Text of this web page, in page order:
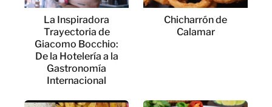
La Inspiradora
Trayectoria de
Giacomo Bocchio:
De la Hotelería a la
Gastronomía
Internacional
Chicharrón de
Calamar